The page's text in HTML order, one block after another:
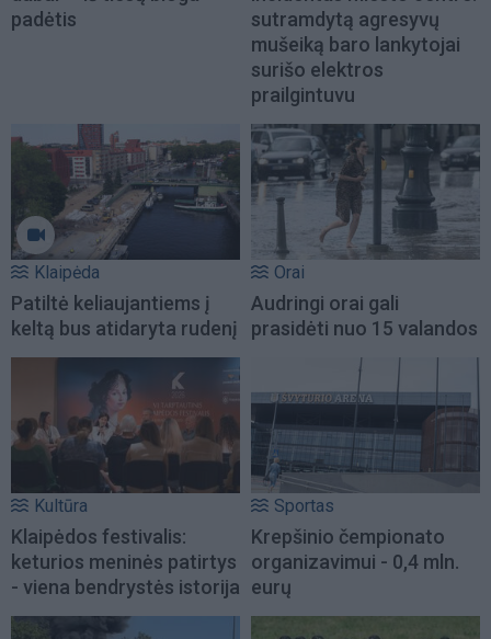
padėtis
sutramdytą agresyvų
mušeiką baro lankytojai
surišo elektros
prailgintuvu
Klaipėda
Patiltė keliaujantiems į
keltą bus atidaryta rudenį
Orai
Audringi orai gali
prasidėti nuo 15 valandos
Kultūra
Klaipėdos festivalis:
keturios meninės patirtys
- viena bendrystės istorija
Sportas
Krepšinio čempionato
organizavimui - 0,4 mln.
eurų